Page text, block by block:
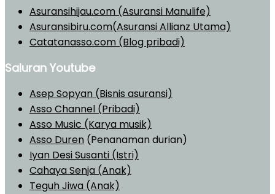
Asuransihijau.com (Asuransi Manulife)
Asuransibiru.com(Asuransi Allianz Utama)
Catatanasso.com (Blog pribadi)
Saluran Youtube
Asep Sopyan (Bisnis asuransi)
Asso Channel (Pribadi)
Asso Music (Karya musik)
Asso Duren (Penanaman durian)
Iyan Desi Susanti (Istri)
Cahaya Senja (Anak)
Teguh Jiwa (Anak)